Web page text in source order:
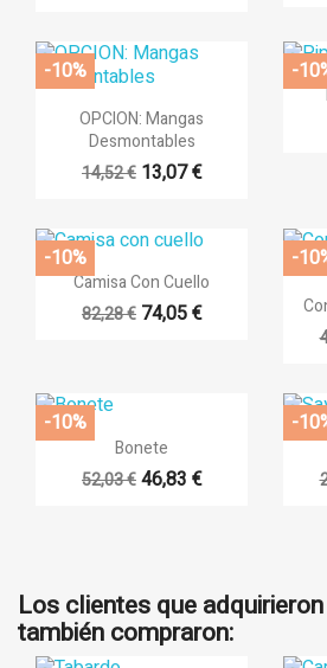
 Vista rápida
OPCION: Mangas
Desmontables
14,52 € 13,07 €
-10% -
 Vista rápida
Camisa Con Cuello
82,28 € 74,05 €
-10% -
 Vista rápida
Bonete
52,03 €46,83 €
-10% -
Los clientes que
también compraron: